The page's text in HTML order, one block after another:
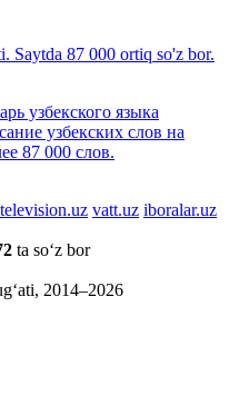
87 000 ortiq so'z bor.
узбекского языка
узбекских слов на
87 000 слов.
television.uz vatt.uz iboralar.uz
ta so‘z bor
2014–2026